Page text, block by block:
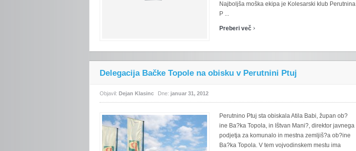
Najboljša moška ekipa je Kolesarski klub Perutnina
P ...
Preberi več ›
Delegacija Bačke Topole na obisku v Perutnini Ptuj
Objavil: Dejan Klasinc Dne: januar 31, 2012
Perutnino Ptuj sta obiskala Atila Babi, župan ob?
ine Ba?ka Topola, in Ištvan Mani?, direktor javnega
podjetja za komunalo in mestna zemljiš?a ob?ine
Ba?ka Topola. V tem vojvodinskem mestu ima